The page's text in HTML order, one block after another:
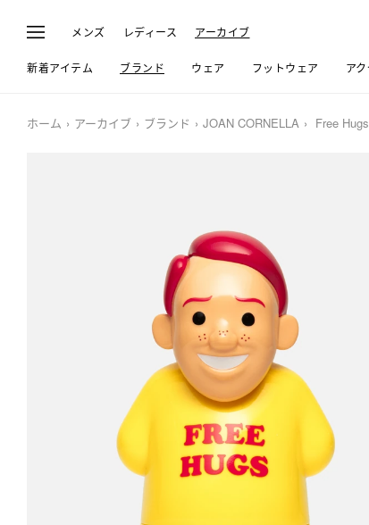
メンズ レディース アーカイブ
新着アイテム ブランド ウェア フットウェア ア
ホーム アーカイブ ブランド JOAN CORNELLA Free